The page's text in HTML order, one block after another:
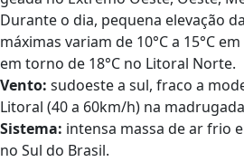
Durante o dia, pequena elevação
máximas variam de 10°C a 15°C
em torno de 18°C no Litoral Norte.
Vento: sudoeste a sul, fraco a
Litoral (40 a 60km/h) na
Sistema: intensa massa de ar frio
no Sul do Brasil.